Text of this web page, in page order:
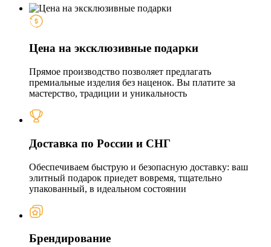
Цена на эксклюзивные подарки
Прямое производство позволяет предлагать
премиальные изделия без наценок. Вы платите за
мастерство, традиции и уникальность
Доставка по России и СНГ
Обеспечиваем быструю и безопасную доставку: ваш
элитный подарок приедет вовремя, тщательно
упакованный, в идеальном состоянии
Брендирование